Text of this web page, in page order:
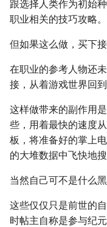
跟选择人类作为初始
职业相关的技巧攻略。
但如果这么做，买下
在职业的参考人物还
接，从着游戏世界回到
这样做带来的副作用
些，用着最快的速度
板，将准备好的掌上
的大堆数据中飞快地搜
当然自己可不是什么黑
这些仅仅只是前世的
时帖主自称是参与纪